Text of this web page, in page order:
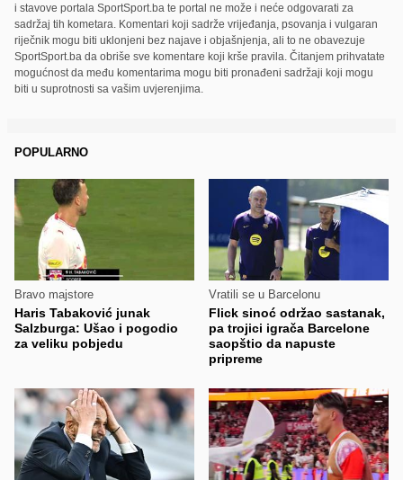
i stavove portala SportSport.ba te portal ne može i neće odgovarati za
sadržaj tih kometara. Komentari koji sadrže vrijeđanja, psovanja i vulgaran
riječnik mogu biti uklonjeni bez najave i objašnjenja, ali to ne obavezuje
SportSport.ba da obriše sve komentare koji krše pravila. Čitanjem prihvatate
mogućnost da među komentarima mogu biti pronađeni sadržaji koji mogu
biti u suprotnosti sa vašim uvjerenjima.
POPULARNO
Bravo majstore
Haris Tabaković junak
Salzburga: Ušao i pogodio
za veliku pobjedu
Vratili se u Barcelonu
Flick sinoć održao sastanak,
pa trojici igrača Barcelone
saopštio da napuste
pripreme